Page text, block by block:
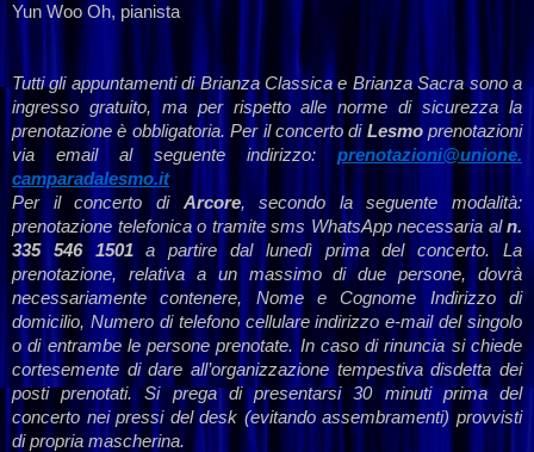
Yun Woo Oh, pianista
Tutti gli appuntamenti di Brianza Classica e Brianza Sacra sono a
ingresso gratuito, ma per rispetto alle norme di sicurezza la
prenotazione è obbligatoria. Per il concerto di Lesmoprenotazioni
via email al seguente indirizzo: prenotazioni@unione.
camparadalesmo.it
Per il concerto di Arcore, secondo la seguente modalità:
prenotazione telefonica o tramite sms WhatsApp necessaria aln.
335 546 1501a partire dal lunedì prima del concerto. La
prenotazione, relativa a un massimo di due persone, dovrà
necessariamente contenere, Nome e Cognome Indirizzo di
domicilio, Numero di telefono cellulare indirizzo e-mail del singolo
o di entrambe le persone prenotate. In caso di rinuncia si chiede
cortesemente di dare all’organizzazione tempestiva disdetta dei
posti prenotati. Si prega di presentarsi 30 minuti prima del
concerto nei pressi del desk (evitando assembramenti) provvisti
di propria mascherina.